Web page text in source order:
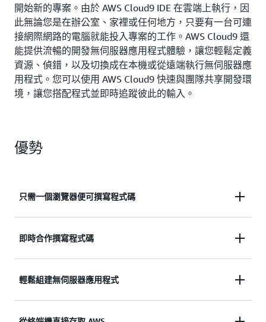
開始新的專案。由於 AWS Cloud9 IDE 在雲端上執行，因
此無論您是在辦公室、家裡或任何地方，只要有一台可連
接網際網路的電腦就能投入專案的工作。AWS Cloud9 還
能提供流暢的開發無伺服器應用程式體驗，讓您輕鬆定義
資源、偵錯，以及切換成在本機或從遠端執行無伺服器應
用程式。您可以使用 AWS Cloud9 快速與團隊共享開發環
境，讓您搭配程式並即時追蹤彼此的輸入。
優勢
只需一個瀏覽器便可撰寫程式碼
藉助 AWS Cloud9，您可以自由選擇要在受管
需要瀏覽器便可以撰寫、執行和偵錯應用程式，無須
即時合作撰寫程式碼
AWS Cloud9 讓程式碼的協同作業變得更輕鬆。只要
輕鬆組建無伺服器應用程式